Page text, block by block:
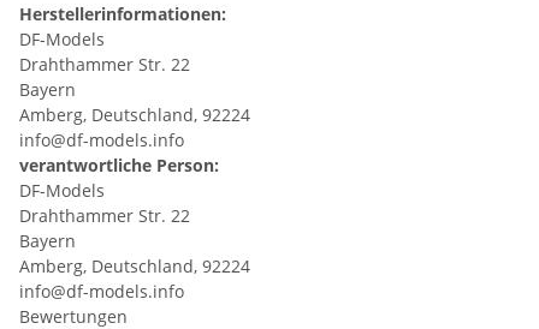
Herstellerinformationen:
DF-Models
Drahthammer Str. 22
Bayern
Amberg, Deutschland, 92224
info@df-models.info
verantwortliche Person:
DF-Models
Drahthammer Str. 22
Bayern
Amberg, Deutschland, 92224
info@df-models.info
Bewertungen